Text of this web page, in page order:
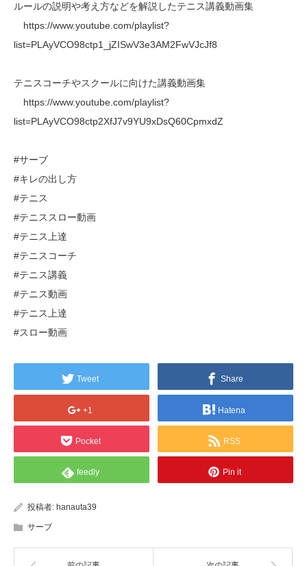
ルールの説明や考え方などを解説したテニス講義動画集
https://www.youtube.com/playlist?
list=PLAyVCO98ctp1_jZISwV3e3AM2FwVJcJf8
テニスコーチやスクールに向けた講義動画集
https://www.youtube.com/playlist?
list=PLAyVCO98ctp2XfJ7v9YU9xDsQ60CpmxdZ
#サーブ
#キレの出し方
#テニス
#テニススロー動画
#テニス上達
#テニスコーチ
#テニス講義
#テニス動画
#テニス上達
#スロー動画
Tweet Share
+1 Hatena
Pocket RSS
feedly Pin it
投稿者: hanauta39
サーブ